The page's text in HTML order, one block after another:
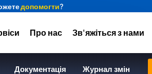
Про нас Зв'яжіться з нами
Документація Журнал змін
допомогти?